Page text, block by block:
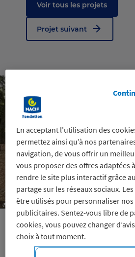
Voir tous les projets
Projet suivant
© Paniers de l'Espoir
Les Paniers de l'Espoir
En acceptant l'utilisation des
permettez ainsi qu’à nos
navigation, de vous offrir un
vous proposer des offres adaptées
rendre le site plus interactif grâce
partage sur les réseaux sociaux.
être utilisés pour personnaliser
publicitaires. Sentez-vous libre de
cookies, vous pouvez changer
choix à tout moment.